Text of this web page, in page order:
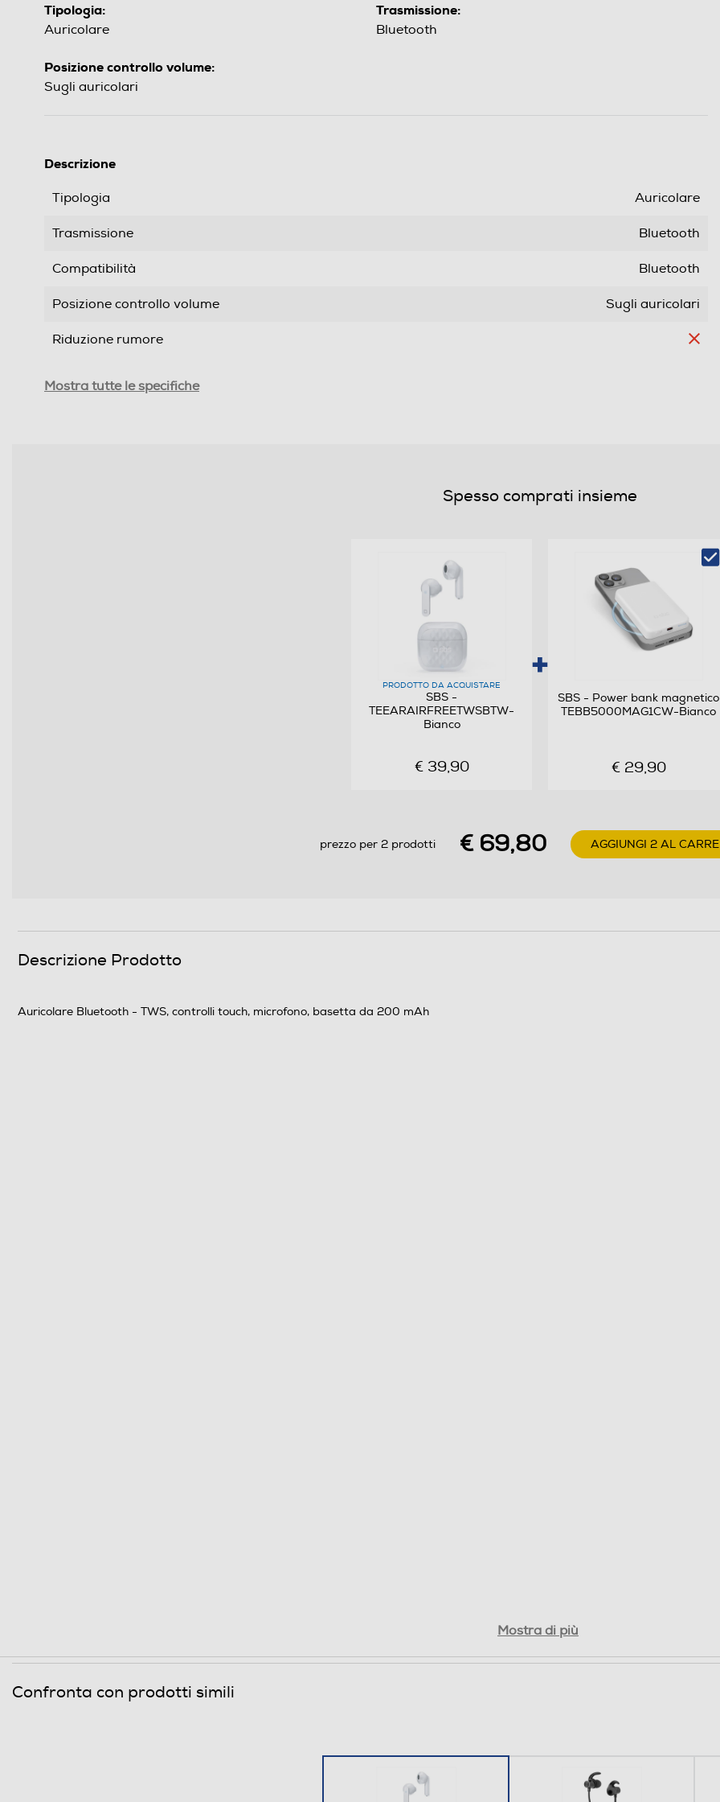
Tipologia:
Auricolare
Trasmissione:
Bluetooth
Posizione controllo volume:
Sugli auricolari
Descrizione
Tipologia Auricolare
Trasmissione Bluetooth
Compatibilità Bluetooth
Posizione controllo volume Sugli auricolari
Riduzione rumore
Mostra tutte le specifiche
Spesso comprati insieme
PRODOTTO DA ACQUISTARE
SBS -
TEEARAIRFREETWSBTW-
Bianco
€ 39,90
SBS - Power bank magnetico
TEBB5000MAG1CW-Bianco
€ 29,90
prezzo per 2 prodotti € 69,80 AGGIUNGI 2 AL
Descrizione Prodotto
Auricolare Bluetooth - TWS, controlli touch, microfono, basetta da 200 mAh
Mostra di più
Confronta con prodotti simili